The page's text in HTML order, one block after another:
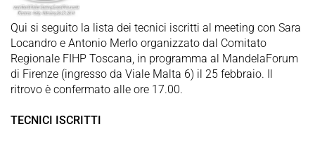
Qui si seguito la lista dei tecnici iscritti al meeting con Sara
Locandro e Antonio Merlo organizzato dal Comitato
Regionale FIHP Toscana, in programma al MandelaForum
di Firenze (ingresso da Viale Malta 6) il 25 febbraio. Il
ritrovo è confermato alle ore 17.00.
TECNICI ISCRITTI